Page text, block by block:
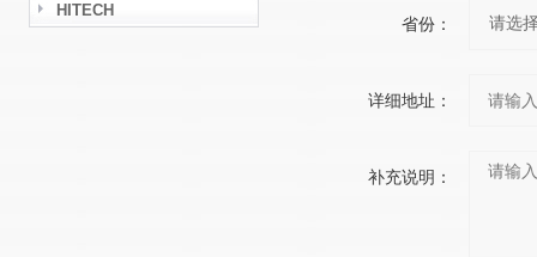
HITECH
省份：
详细地址：
补充说明：